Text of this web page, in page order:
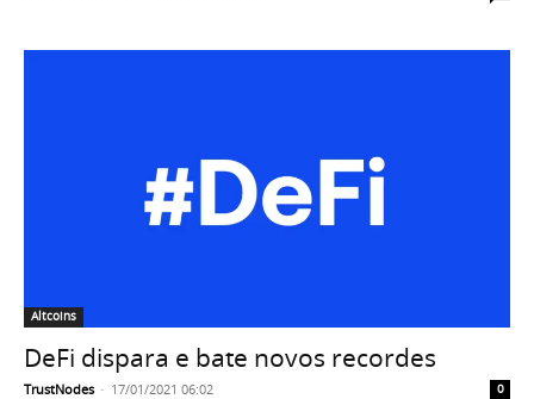
Altcoins
DeFi dispara e bate novos recordes
TrustNodes - 17/01/2021 06:02 0